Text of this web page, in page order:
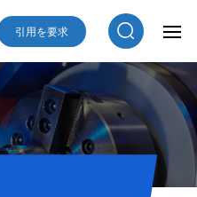
引用を要求